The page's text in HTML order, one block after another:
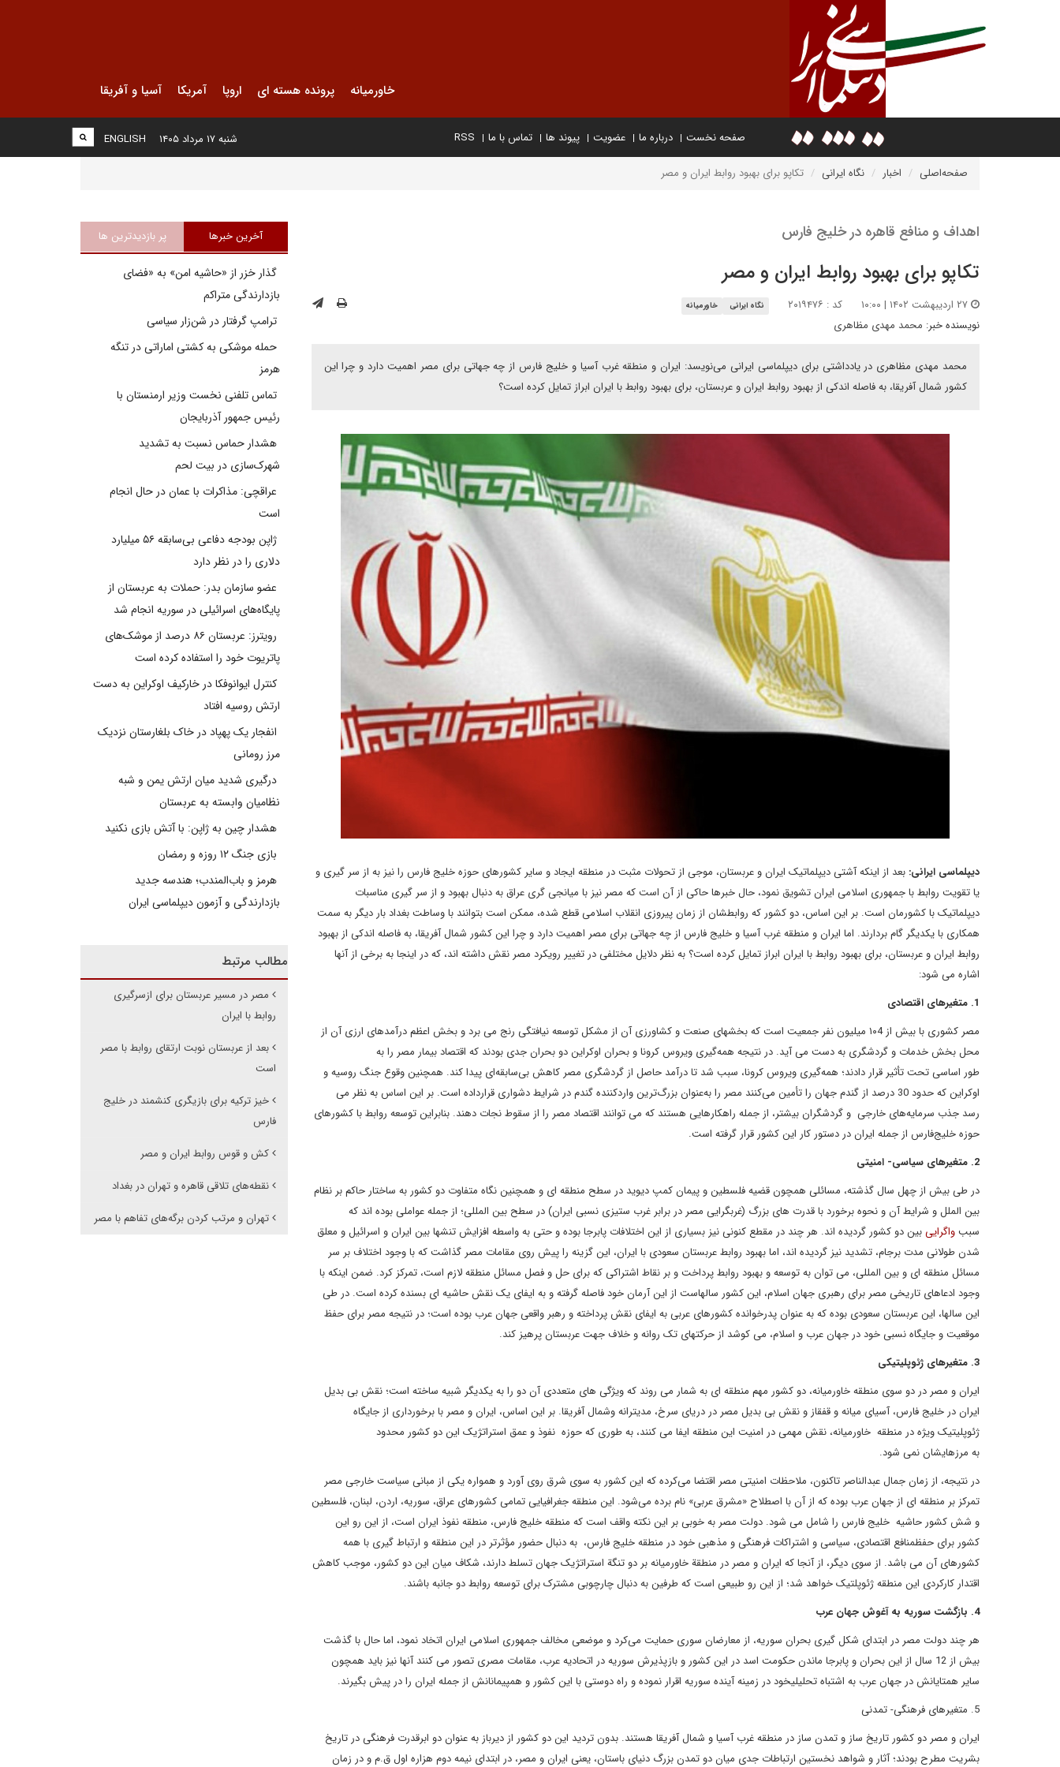
خاورمیانه پرونده هسته ای اروپا آمریکا آسیا و آفریقا
صفحه نخست درباره ما عضویت پیوند ها تماس با ما RSS
ENGLISH شنبه ۱۷ مرداد ۱۴۰۵
صفحه‌اصلی اخبار نگاه ایرانی تکاپو برای بهبود روابط ایران و مصر
اهداف و منافع قاهره در خلیج فارس
تکاپو برای بهبود روابط ایران و مصر
کد : ۲۰۱۹۴۷۶ نگاه ایرانی خاورمیانه
نویسنده خبر: محمد مهدی مظاهری
محمد مهدی مظاهری در یادداشتی برای دیپلماسی ایرانی می‌نویسد: ایران و منطقه غرب آسیا و خلیج فارس از چه جهاتی برای مصر اهمیت دارد و چرا این
کشور شمال آفریقا، به فاصله اندکی از بهبود روابط ایران و عربستان، برای بهبود روابط با ایران ابراز تمایل کرده است؟
دیپلماسی ایرانی: بعد از اینکه آشتی دیپلماتیک ایران و عربستان، موجی از تحولات مثبت در منطقه ایجاد و سایر کشورهای حوزه خلیج فارس را نیز به از سر گیری و
یا تقویت روابط با جمهوری اسلامی ایران تشویق نمود، حال خبرها حاکی از آن است که مصر نیز با میانجی ‌گری عراق به دنبال بهبود و از سر گیری مناسبات
دیپلماتیک با کشورمان است. بر این اساس، دو کشور که روابطشان از زمان پیروزی انقلاب اسلامی قطع شده، ممکن است بتوانند با وساطت بغداد بار دیگر به سمت
همکاری با یکدیگر گام بردارند. اما ایران و منطقه غرب آسیا و خلیج فارس از چه جهاتی برای مصر اهمیت دارد و چرا این کشور شمال آفریقا، به فاصله اندکی از بهبود
روابط ایران و عربستان، برای بهبود روابط با ایران ابراز تمایل کرده است؟ به نظر دلایل مختلفی در تغییر رویکرد مصر نقش داشته اند، که در اینجا به برخی از آنها
اشاره می شود:
1. متغیرهای اقتصادی
مصر کشوری با بیش از ۱۰4 میلیون نفر جمعیت است که بخشهای صنعت و کشاورزی آن از مشکل توسعه نیافتگی رنج می برد و بخش اعظم درآمدهای ارزی آن از
محل بخش خدمات و گردشگری به دست می آید. در نتیجه همه‌گیری ویروس کرونا و بحران اوکراین دو بحران جدی بودند که اقتصاد بیمار مصر را به
طور اساسی تحت تأثیر قرار دادند؛ همه‌گیری ویروس کرونا، سبب شد تا درآمد حاصل از گردشگری مصر کاهش بی‌سابقه‌ای پیدا کند. همچنین وقوع جنگ روسیه و
اوکراین که حدود 30 درصد از گندم جهان را تأمین می‌کنند مصر را به‌عنوان بزرگ‌ترین واردکننده گندم در شرایط دشواری قرارداده است. بر این اساس به نظر می
رسد جذب سرمایه‌های خارجی و گردشگران بیشتر، از جمله راهکارهایی هستند که می توانند اقتصاد مصر را از سقوط نجات ‌دهند. بنابراین توسعه روابط با کشورهای
حوزه خلیج‌فارس از جمله ایران در دستور کار این کشور قرار گرفته است.
2. متغیرهای سیاسی- امنیتی
در طی بیش از چهل سال گذشته، مسائلی همچون قضیه فلسطین و پیمان کمپ دیوید در سطح منطقه ای و همچنین نگاه متفاوت دو کشور به ساختار حاکم بر نظام
بین الملل و شرایط آن و نحوه برخورد با قدرت های بزرگ (غربگرایی مصر در برابر غرب ستیزی نسبی ایران) در سطح بین المللی؛ از جمله عواملی بوده اند که
سببواگراییبین دو کشور گردیده اند. هر چند در مقطع کنونی نیز بسیاری از این اختلافات پابرجا بوده و حتی به واسطه افزایش تنشها بین ایران و اسرائیل و معلق
شدن طولانی مدت برجام، تشدید نیز گردیده اند، اما بهبود روابط عربستان سعودی با ایران، این گزینه را پیش روی مقامات مصر گذاشت که با وجود اختلاف بر سر
مسائل منطقه ای و بین المللی، می توان به توسعه و بهبود روابط پرداخت و بر نقاط اشتراکی که برای حل و فصل مسائل منطقه لازم است، تمرکز کرد. ضمن اینکه با
وجود ادعاهای تاریخی مصر برای رهبری جهان اسلام، این کشور سالهاست از این آرمان خود فاصله گرفته و به ایفای یک نقش حاشیه ای بسنده کرده است. در طی
این سالها، این عربستان سعودی بوده که به عنوان پدرخوانده کشورهای عربی به ایفای نقش پرداخته و رهبر واقعی جهان عرب بوده است؛ در نتیجه مصر برای حفظ
موقعیت و جایگاه نسبی خود در جهان عرب و اسلام، می کوشد از حرکتهای تک روانه و خلاف جهت عربستان پرهیز کند.
3. متغیرهای ژئوپلیتیکی
ایران و مصر در دو سوی منطقه خاورمیانه، دو کشور مهم منطقه ای به شمار می روند که ویژگی های متعددی آن دو را به یکدیگر شبیه ساخته است؛ نقش بی بدیل
ایران در خلیج فارس، آسیای میانه و قفقاز و نقش بی بدیل مصر در دریای سرخ، مدیترانه وشمال آفریقا. بر این اساس، ایران و مصر با برخورداری از جایگاه
ژئوپلیتیک ویژه در منطقه خاورمیانه، نقش مهمی در امنیت این منطقه ایفا می کنند، به طوری که حوزه نفوذ و عمق استراتژیک این دو کشور محدود
به مرزهایشان نمی شود.
در نتیجه، از زمان جمال عبدالناصر تاکنون، ملاحظات امنیتی مصر اقتضا می‌کرده که این کشور به سوی شرق روی آورد و همواره یکی از مبانی سیاست خارجی مصر
تمرکز بر منطقه ای از جهان عرب بوده که از آن با اصطلاح «مشرق عربی» نام برده می‌شود. این منطقه جغرافیایی تمامی کشورهای عراق، سوریه، اردن، لبنان، فلسطین
و شش کشور حاشیه خلیج فارس را شامل می شود. دولت مصر به خوبی بر این نکته واقف است که منطقه خلیج فارس، منطقه نفوذ ایران است، از این رو این
کشور برای حفظمنافع اقتصادی، سیاسی و اشتراکات فرهنگی و مذهبی خود در منطقه خلیج فارس، به دنبال حضور مؤثرتر در این منطقه و ارتباط گیری با همه
کشورهای آن می باشد. از سوی دیگر، از آنجا که ایران و مصر در منطقة خاورمیانه بر دو تنگة استراتژیک جهان تسلط دارند، شکاف میان این دو کشور، موجب کاهش
اقتدار کارکردی این منطقه ژئوپلتیک خواهد شد؛ از این رو طبیعی است که طرفین به دنبال چارچوبی مشترک برای توسعه روابط دو جانبه باشند.
4. بازگشت سوریه به آغوش جهان عرب
هر چند دولت مصر در ابتدای شکل گیری بحران سوریه، از معارضان سوری حمایت می‌کرد و موضعی مخالف جمهوری اسلامی ایران اتخاد نمود، اما حال با گذشت
بیش از 12 سال از این بحران و پابرجا ماندن حکومت اسد در این کشور و بازپذیرش سوریه در اتحادیه عرب، مقامات مصری تصور می کنند آنها نیز باید همچون
سایر همتایانش در جهان عرب به اشتباه تحلیلیخود در زمینه آینده سوریه اقرار نموده و راه دوستی با این کشور و همپیمانانش از جمله ایران را در پیش بگیرند.
5. متغیرهای فرهنگی- تمدنی
ایران و مصر دو کشور تاریخ ساز و تمدن ساز در منطقه غرب آسیا و شمال آفریقا هستند. بدون تردید این دو کشور از دیرباز به عنوان دو ابرقدرت فرهنگی در تاریخ
بشریت مطرح بودند؛ آثار و شواهد نخستین ارتباطات جدی میان دو تمدن بزرگ دنیای باستان، یعنی ایران و مصر، در ابتدای نیمه دوم هزاره اول ق.م و در زمان
آخرین خبرها پر بازدیدترین ها
گذار خزر از «حاشیه امن» به «فضای
بازدارندگی متراکم
ترامپ گرفتار در شن‌زار سیاسی
حمله موشکی به کشتی اماراتی در تنگه
هرمز
تماس تلفنی نخست وزیر ارمنستان با
رئیس جمهور آذربایجان
هشدار حماس نسبت به تشدید
شهرک‌سازی در بیت‌ لحم
عراقچی: مذاکرات با عمان در حال انجام
است
ژاپن بودجه دفاعی بی‌سابقه ۵۶ میلیارد
دلاری را در نظر دارد
عضو سازمان بدر: حملات به عربستان از
پایگاه‌های اسرائیلی در سوریه انجام شد
رویترز: عربستان ۸۶ درصد از موشک‌های
پاتریوت خود را استفاده کرده است
کنترل ایوانوفکا در خارکیف اوکراین به دست
ارتش روسیه افتاد
انفجار یک پهپاد در خاک بلغارستان نزدیک
مرز رومانی
درگیری شدید میان ارتش یمن و شبه
نظامیان وابسته به عربستان
هشدار چین به ژاپن: با آتش بازی نکنید
بازی جنگ ۱۲ روزه و رمضان
هرمز و باب‌المندب؛ هندسه جدید
بازدارندگی و آزمون دیپلماسی ایران
مطالب مرتبط
مصر در مسیر عربستان برای ازسرگیری
روابط با ایران
بعد از عربستان نوبت ارتقای روابط با مصر
است
خیز ترکیه برای بازیگری کنشمند در خلیج
فارس
کش و قوس روابط ایران و مصر
نقطه‌های تلاقی قاهره و تهران در بغداد
تهران و مرتب کردن برگه‌های تفاهم با مصر